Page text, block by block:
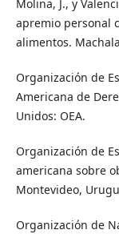
Molina, J., y
apremio personal
alimentos.
Organización de
Americana de
Unidos: OEA.
Organización de
americana sobre
Montevideo,
Organización de